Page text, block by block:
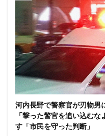
河内長野で警察官が刃物男
「撃った警官を追い込む
す「市民を守った判断」